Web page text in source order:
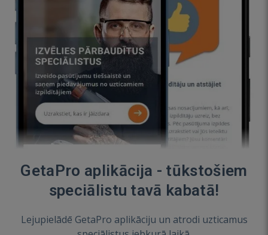
GetaPro aplikācija - tūkstošiem
speciālistu tavā kabatā!
Lejupielādē GetaPro aplikāciju un atrodi uzticamus